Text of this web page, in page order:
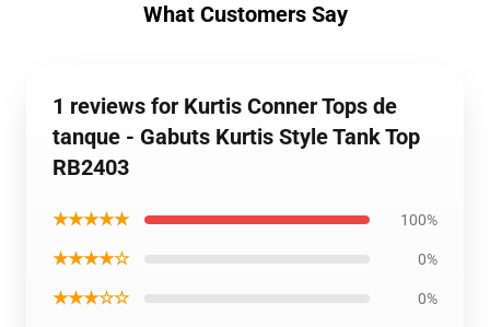
What Customers Say
1 reviews for Kurtis Conner Tops de
tanque - Gabuts Kurtis Style Tank Top
RB2403
★★★★★ 100%
★★★★☆ 0%
★★★☆☆ 0%